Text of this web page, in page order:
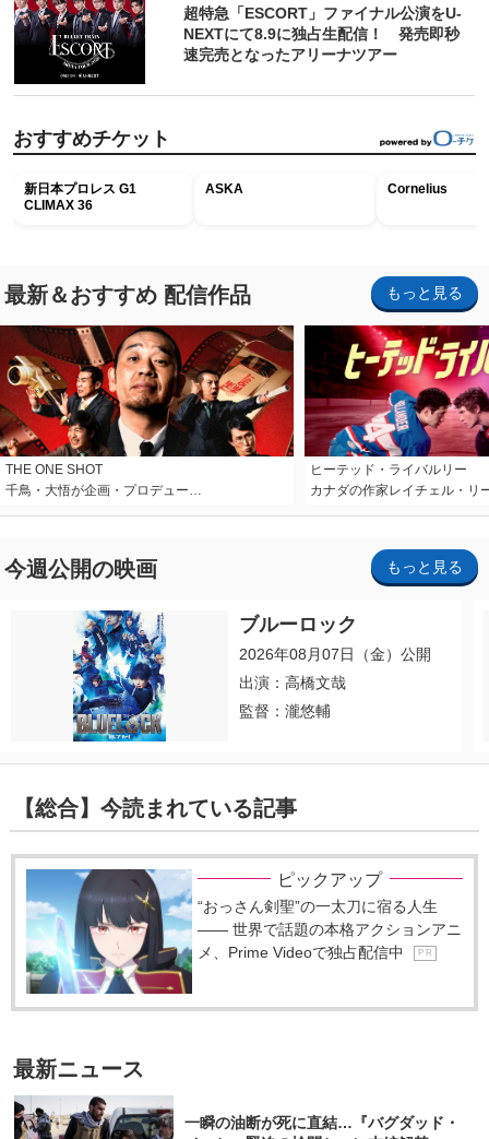
超特急「ESCORT」ファイナル公演をU-
NEXTにて8.9に独占生配信！ 発売即秒
速完売となったアリーナツアー
おすすめチケット
新日本プロレス G1
CLIMAX 36
ASKA Cornelius
最新＆おすすめ 配信作品 もっと見る
THE ONE SHOT
千鳥・大悟が企画・プロデュー…
ヒーテッド・ライバルリー
カナダの作家レイチェル・リ
今週公開の映画 もっと見る
ブルーロック
2026年08月07日（金）公開
出演：高橋文哉
監督：瀧悠輔
【総合】今読まれている記事
ピックアップ
“おっさん剣聖”の一太刀に宿る人生
―― 世界で話題の本格アクションアニ
メ、Prime Videoで独占配信中
P R
最新ニュース
一瞬の油断が死に直結…『バグダッド・